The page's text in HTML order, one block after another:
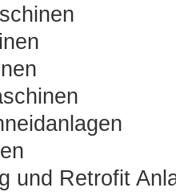
und Retrofit